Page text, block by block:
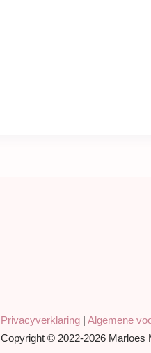
Privacyverklaring | Algemene
Copyright © 2022-2026 Marloes